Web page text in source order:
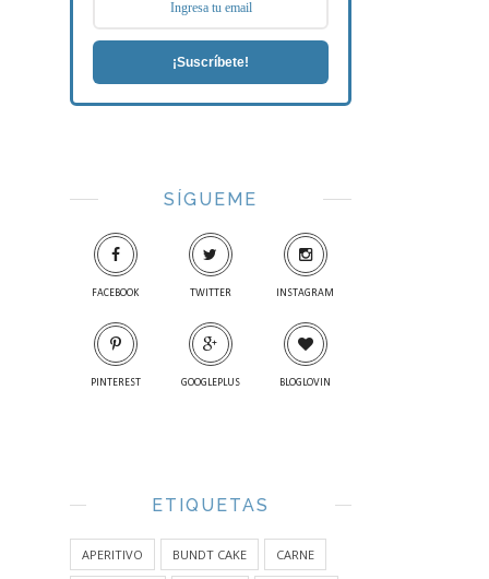
¡Suscríbete!
SÍGUEME
FACEBOOK TWITTER INSTAGRAM
PINTEREST GOOGLEPLUS BLOGLOVIN
ETIQUETAS
APERITIVO BUNDT CAKE CARNE